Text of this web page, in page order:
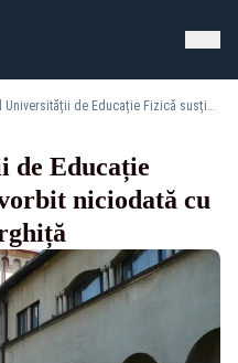
Rectorul Universității de Educație Fizică susține că n-a vorbit niciodată cu generalul Vlad Gheorghiță
de Educație
niciodată cu